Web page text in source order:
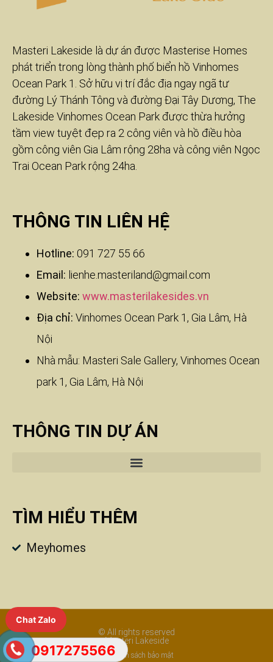
Masteri Lakeside là dự án được Masterise Homes
phát triển trong lòng thành phố biển hồ Vinhomes
Ocean Park 1. Sở hữu vị trí đắc địa ngay ngã tư
đường Lý Thánh Tông và đường Đại Tây Dương, The
Lakeside Vinhomes Ocean Park được thừa hưởng
tầm view tuyệt đẹp ra 2 công viên và hồ điều hòa
gồm công viên Gia Lâm rộng 28ha và công viên Ngọc
Trai Ocean Park rộng 24ha.
THÔNG TIN LIÊN HỆ
Hotline: 091 727 55 66
Email: lienhe.masteriland@gmail.com
Website: www.masterilakesides.vn
Địa chỉ: Vinhomes Ocean Park 1, Gia Lâm, Hà
Nội
Nhà mẫu: Masteri Sale Gallery, Vinhomes Ocean
park 1, Gia Lâm, Hà Nội
THÔNG TIN DỰ ÁN
TÌM HIỂU THÊM
Meyhomes
© All rights reserved
Masteri Lakeside
Chính sách bảo mật
Chat Zalo
0917275566